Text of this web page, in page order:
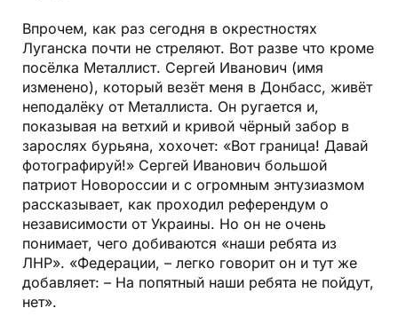
Впрочем, как раз сегодня в окрестностях
Луганска почти не стреляют. Вот разве что кроме
посёлка Металлист. Сергей Иванович (имя
изменено), который везёт меня в Донбасс, живёт
неподалёку от Металлиста. Он ругается и,
показывая на ветхий и кривой чёрный забор в
зарослях бурьяна, хохочет: «Вот граница! Давай
фотографируй!» Сергей Иванович большой
патриот Новороссии и с огромным энтузиазмом
рассказывает, как проходил референдум о
независимости от Украины. Но он не очень
понимает, чего добиваются «наши ребята из
ЛНР». «Федерации, – легко говорит он и тут же
добавляет: – На попятный наши ребята не пойдут,
нет».